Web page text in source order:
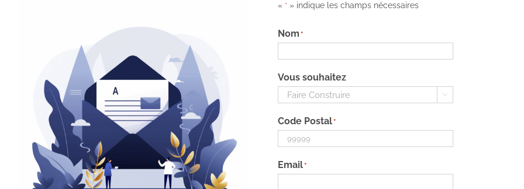
« * » indique les champs nécessaires
Nom *
Vous souhaitez

Code Postal*
Email*